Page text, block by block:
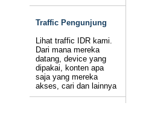
Traffic Pengunjung
Lihat traffic IDR kami.
Dari mana mereka
datang, device yang
dipakai, konten apa
saja yang mereka
akses, cari dan lainnya